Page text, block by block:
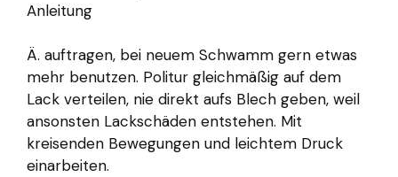
Anleitung
Ä. auftragen, bei neuem Schwamm gern etwas
mehr benutzen. Politur gleichmäßig auf dem
Lack verteilen, nie direkt aufs Blech geben, weil
ansonsten Lackschäden entstehen. Mit
kreisenden Bewegungen und leichtem Druck
einarbeiten.